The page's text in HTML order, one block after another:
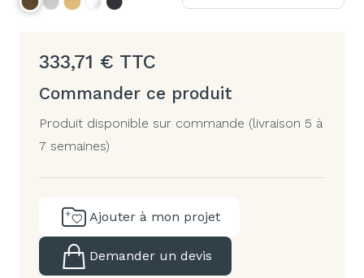
333,71 € TTC
Commander ce produit
Produit disponible sur commande (livraison 5 à
7 semaines)
Ajouter à mon projet
Demander un devis